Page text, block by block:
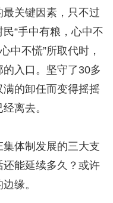
关键因素，只不过
“手中有粮，心中不
中不慌”所取代时，
入口。坚守了30多
的卸任而变得摇摇
离去。
体制发展的三大支
能延续多久？或许
缘。